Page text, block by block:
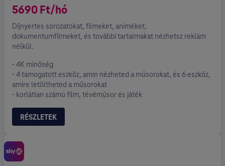
5690 Ft/hó
Díjnyertes sorozatokat, filmeket, animéket,
dokumentumfilmeket, és további tartalmakat nézhetsz reklám
nélkül.
• 4K minőség
• 4 támogatott eszköz, amin nézheted a műsorokat, és 6 eszköz,
amire letöltheted a műsorokat
• korlátlan számú film, tévéműsor és játék
RÉSZLETEK